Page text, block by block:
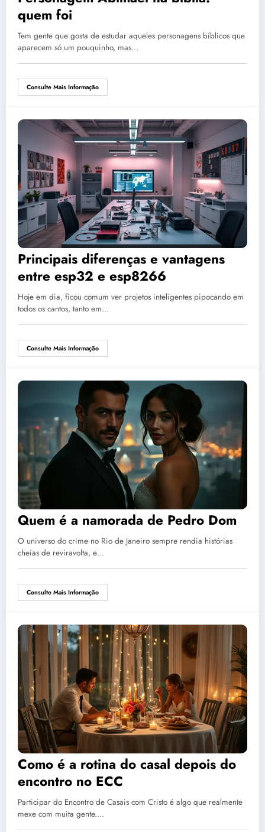
quem foi
Tem gente que gosta de estudar aqueles personagens bíblicos que
aparecem só um pouquinho, mas…
Consulte Mais Informação
Principais diferenças e vantagens
entre esp32 e esp8266
Hoje em dia, ficou comum ver projetos inteligentes pipocando em
todos os cantos, tanto em…
Consulte Mais Informação
Quem é a namorada de Pedro Dom
O universo do crime no Rio de Janeiro sempre rendia histórias
cheias de reviravolta, e…
Consulte Mais Informação
Como é a rotina do casal depois do
encontro no ECC
Participar do Encontro de Casais com Cristo é algo que realmente
mexe com muita gente.…